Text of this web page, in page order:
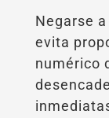
Negarse
evita
numérico